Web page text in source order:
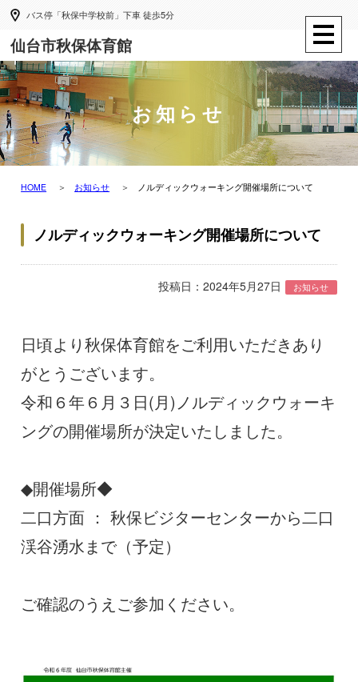
バス停「秋保中学校前」下車 徒歩5分
仙台市秋保体育館
お知らせ
HOME お知らせ ノルディックウォーキング開催場所について
ノルディックウォーキング開催場所について
投稿日：2024年5月27日 お知らせ
日頃より秋保体育館をご利用いただきあり
がとうございます。
令和６年６月３日(月)ノルディックウォーキ
ングの開催場所が決定いたしました。
◆開催場所◆
二口方面 ： 秋保ビジターセンターから二口
渓谷湧水まで（予定）
ご確認のうえご参加ください。